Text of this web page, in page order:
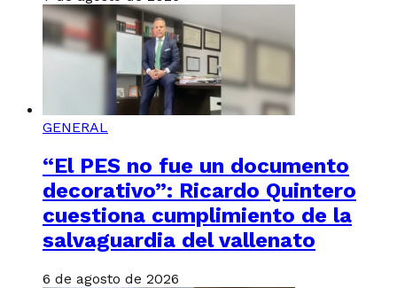
GENERAL
“El PES no fue un documento
decorativo”: Ricardo Quintero
cuestiona cumplimiento de la
salvaguardia del vallenato
6 de agosto de 2026